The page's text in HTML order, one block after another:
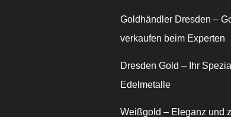
Goldhändler Dresden –
verkaufen beim Experten
Dresden Gold – Ihr
Edelmetalle
Weißgold – Eleganz und